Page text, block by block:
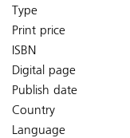
Type
Print price
ISBN
Digital page
Publish date
Country
Language